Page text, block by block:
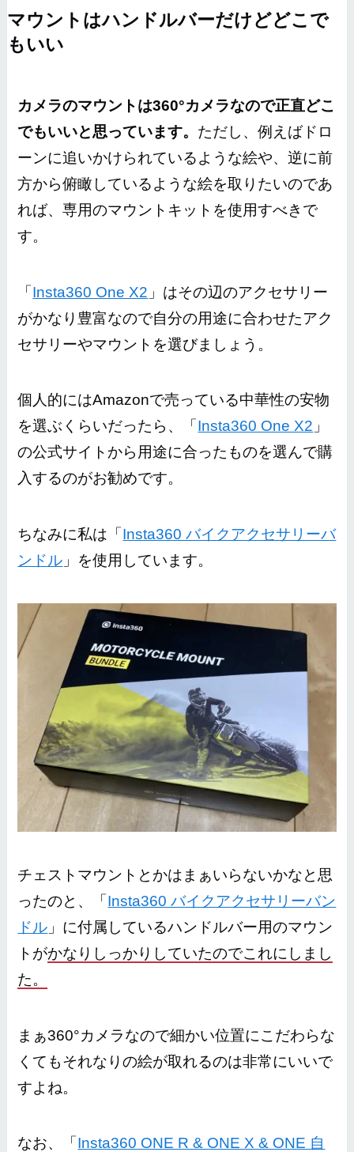
マウントはハンドルバーだけどどこで
もいい
カメラのマウントは360°カメラなので正直どこ
でもいいと思っています。 ただし、例えばドロ
ーンに追いかけられているような絵や、逆に前
方から俯瞰しているような絵を取りたいのであ
れば、専用のマウントキットを使用すべきで
す。
「Insta360 One X2 」はその辺のアクセサリー
がかなり豊富なので自分の用途に合わせたアク
セサリーやマウントを選びましょう。
個人的にはAmazonで売っている中華性の安物
を選ぶくらいだったら、「 Insta360 One X2 」
の公式サイトから用途に合ったものを選んで購
入するのがお勧めです。
ちなみに私は「 Insta360 バイクアクセサリーバ
ンドル 」を使用しています。
チェストマウントとかはまぁいらないかなと思
ったのと、「 Insta360 バイクアクセサリーバン
ドル 」に付属しているハンドルバー用のマウン
トがかなりしっかりしていたのでこれにしまし
た。
まぁ360°カメラなので細かい位置にこだわらな
くてもそれなりの絵が取れるのは非常にいいで
すよね。
なお、「 Insta360 ONE R & ONE X & ONE 自